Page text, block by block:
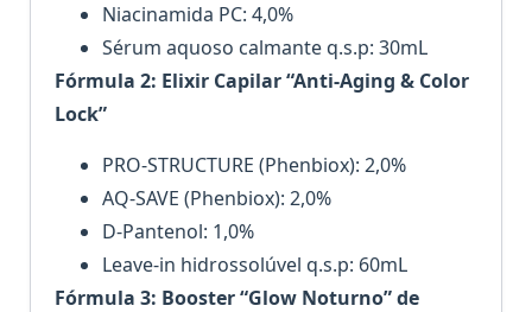
Niacinamida PC: 4,0%
Sérum aquoso calmante q.s.p: 30mL
Fórmula 2: Elixir Capilar “Anti-Aging & Color
Lock”
PRO-STRUCTURE (Phenbiox): 2,0%
AQ-SAVE (Phenbiox): 2,0%
D-Pantenol: 1,0%
Leave-in hidrossolúvel q.s.p: 60mL
Fórmula 3: Booster “Glow Noturno” de